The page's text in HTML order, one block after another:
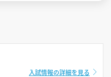
入試情報の詳細を見る